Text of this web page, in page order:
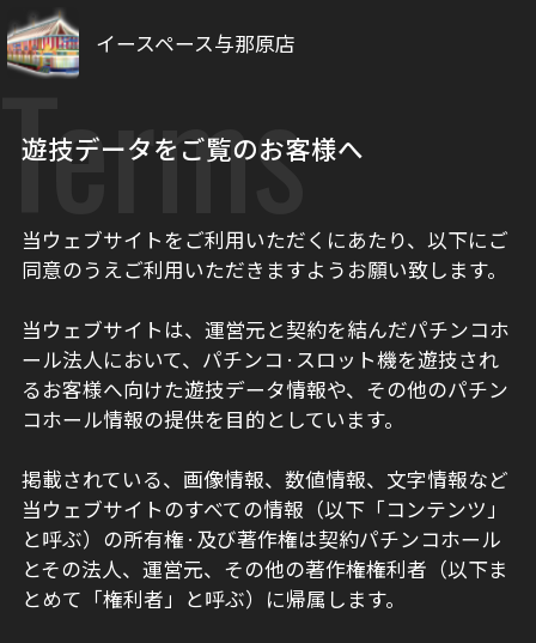
イースペース与那原店
Terms
遊技データをご覧のお客様へ
当ウェブサイトをご利用いただくにあたり、以下にご
同意のうえご利用いただきますようお願い致します。
当ウェブサイトは、運営元と契約を結んだパチンコホ
ール法人において、パチンコ·スロット機を遊技され
るお客様へ向けた遊技データ情報や、その他のパチン
コホール情報の提供を目的としています。
掲載されている、画像情報、数値情報、文字情報など
当ウェブサイトのすべての情報（以下「コンテンツ」
と呼ぶ）の所有権·及び著作権は契約パチンコホール
とその法人、運営元、その他の著作権権利者（以下ま
とめて「権利者」と呼ぶ）に帰属します。